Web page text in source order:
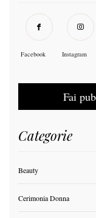
Facebook Instagram
Fai
Categorie
Beauty
Cerimonia Donna